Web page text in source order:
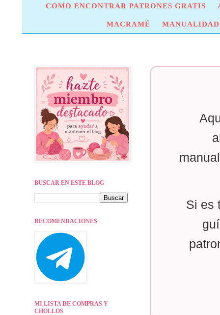
COMO ENCONTRAR PATRONES GRATIS
MACRAMÉ
Si es
BUSCAR EN ESTE BLOG
RECOMENDACIONES
MI LISTA DE COMPRAS Y
CHOLLOS